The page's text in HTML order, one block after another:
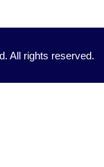
All rights reserved.